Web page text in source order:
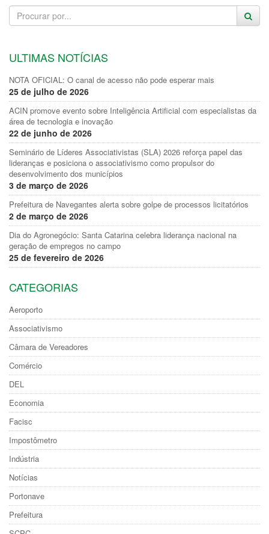
ULTIMAS NOTÍCIAS
NOTA OFICIAL: O canal de acesso não pode esperar mais
25 de julho de 2026
ACIN promove evento sobre Inteligência Artificial com especialistas da
área de tecnologia e inovação
22 de junho de 2026
Seminário de Líderes Associativistas (SLA) 2026 reforça papel das
lideranças e posiciona o associativismo como propulsor do
desenvolvimento dos municípios
3 de março de 2026
Prefeitura de Navegantes alerta sobre golpe de processos licitatórios
2 de março de 2026
Dia do Agronegócio: Santa Catarina celebra liderança nacional na
geração de empregos no campo
25 de fevereiro de 2026
CATEGORIAS
Aeroporto
Associativismo
Câmara de Vereadores
Comércio
DEL
Economia
Facisc
Impostômetro
Indústria
Notícias
Portonave
Prefeitura